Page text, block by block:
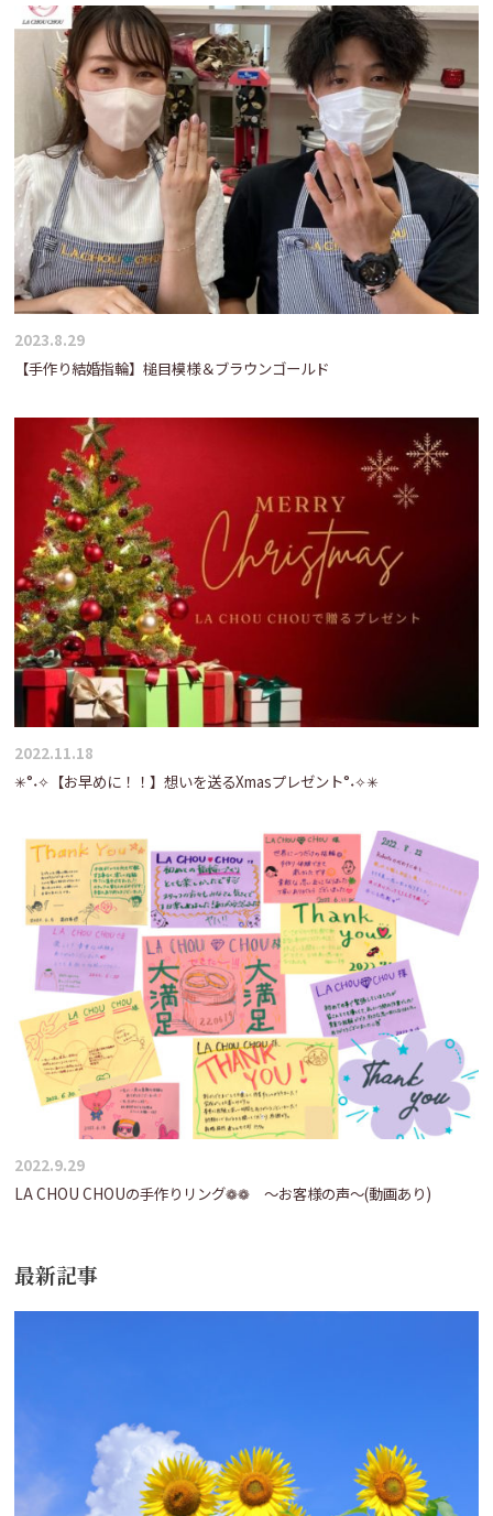
ー
ン
2023.8.29
【手作り結婚指輪】槌目模様＆ブラウンゴールド
2022.11.18
✳°˖✧【お早めに！！】想いを送るXmasプレゼント°˖✧✳
2022.9.29
LA CHOU CHOUの手作りリング❁❁ ～お客様の声～(動画あり)
最新記事